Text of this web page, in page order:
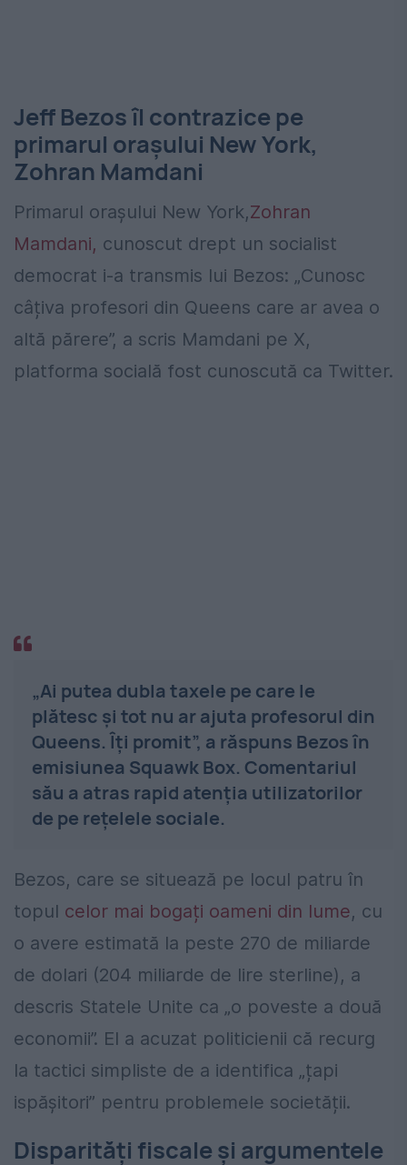
Jeff Bezos îl contrazice pe
primarul orașului New York,
Zohran Mamdani
Primarul orașului New York,Zohran
Mamdani, cunoscut drept un socialist
democrat i-a transmis lui Bezos: „Cunosc
câțiva profesori din Queens care ar avea o
altă părere”, a scris Mamdani pe X,
platforma socială fost cunoscută ca Twitter.
„Ai putea dubla taxele pe care le
plătesc și tot nu ar ajuta profesorul din
Queens. Îți promit”, a răspuns Bezos în
emisiunea Squawk Box. Comentariul
său a atras rapid atenția utilizatorilor
de pe rețelele sociale.
Bezos, care se situează pe locul patru în
topul celor mai bogați oameni din lume, cu
o avere estimată la peste 270 de miliarde
de dolari (204 miliarde de lire sterline), a
descris Statele Unite ca „o poveste a două
economii”. El a acuzat politicienii că recurg
la tactici simpliste de a identifica „țapi
ispășitori” pentru problemele societății.
Disparități fiscale și argumentele